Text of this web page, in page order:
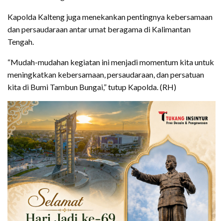
Kapolda Kalteng juga menekankan pentingnya kebersamaan
dan persaudaraan antar umat beragama di Kalimantan
Tengah.
“Mudah-mudahan kegiatan ini menjadi momentum kita untuk
meningkatkan kebersamaan, persaudaraan, dan persatuan
kita di Bumi Tambun Bungai,” tutup Kapolda. (RH)